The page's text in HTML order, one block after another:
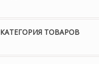
КАТЕГОРИЯ ТОВАРОВ